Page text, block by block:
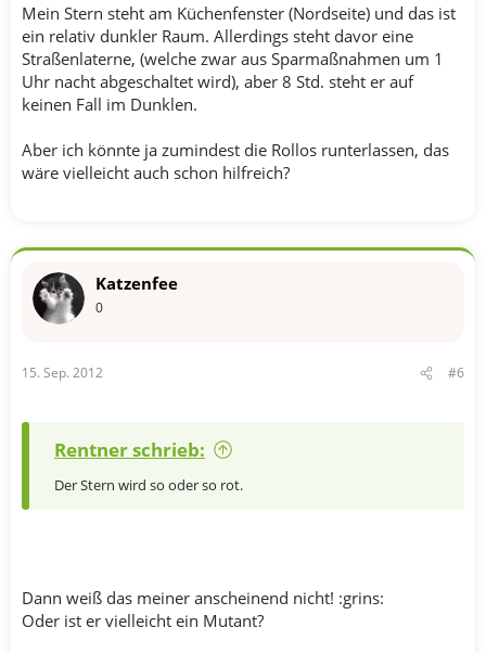
Mein Stern steht am Küchenfenster (Nordseite) und das ist
ein relativ dunkler Raum. Allerdings steht davor eine
Straßenlaterne, (welche zwar aus Sparmaßnahmen um 1
Uhr nacht abgeschaltet wird), aber 8 Std. steht er auf
keinen Fall im Dunklen.
Aber ich könnte ja zumindest die Rollos runterlassen, das
wäre vielleicht auch schon hilfreich?
Katzenfee
0
15. Sep. 2012 #6
Rentner schrieb:
Der Stern wird so oder so rot.
Dann weiß das meiner anscheinend nicht! :grins:
Oder ist er vielleicht ein Mutant?